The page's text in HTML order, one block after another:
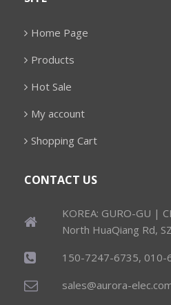
Home Page
Products
Hot Sale
My account
Shopping Cart
CONTACT US
KOREA: GURO-GU |
North HuaQiang Rd, SZ
150-7247-6735, 010-
sales@aurora-